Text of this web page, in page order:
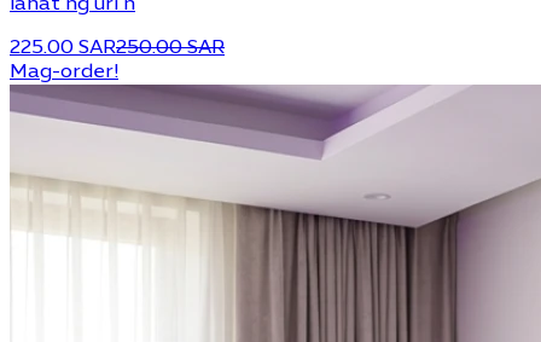
225.00 SAR250.00 SAR
Mag-order!